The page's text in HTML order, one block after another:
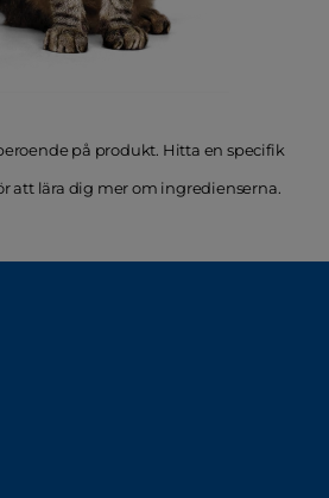
på produkt. Hitta en specifik
att lära dig mer om ingredienserna.